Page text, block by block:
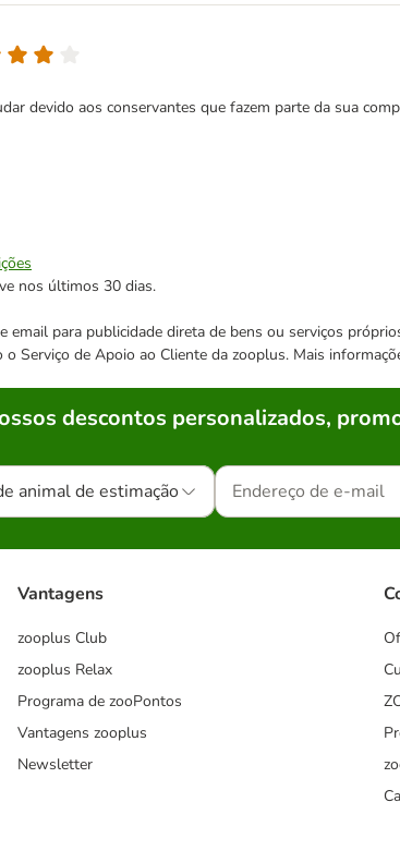
devido aos conservantes que fazem parte da sua
nos últimos 30 dias.
para publicidade direta de bens ou serviços
Serviço de Apoio ao Cliente da zooplus. Mais
descontos personalizados,
animal de estimação
Vantagens
zooplus Club
zooplus Relax
Programa de zooPontos
Vantagens zooplus
Newsletter